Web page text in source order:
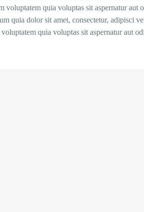
voluptatem quia voluptas sit aspernatur aut
quia dolor sit amet, consectetur, adipisci
quia voluptas sit aspernatur aut